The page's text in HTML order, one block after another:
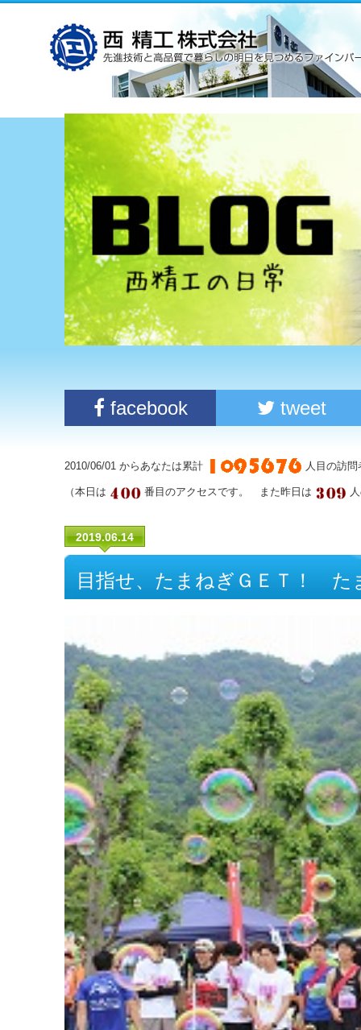
facebook tweet
2010/06/01 からあなたは累計 人目の訪
（本日は 番目のアクセスです。 また昨日は
2019.06.14
目指せ、たまねぎＧＥＴ！